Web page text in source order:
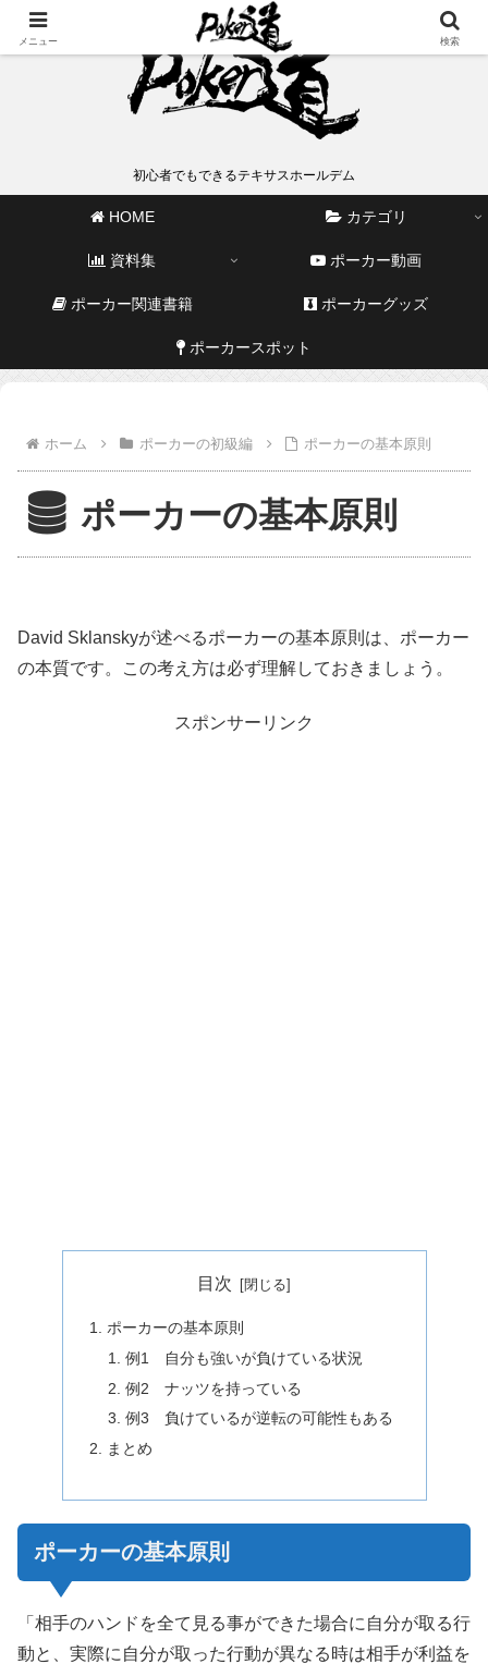
初心者でもできるテキサスホールデム
HOME カテゴリ
資料集 ポーカー動画
ポーカー関連書籍 ポーカーグッズ
ポーカースポット
ホーム ポーカーの初級編 ポーカーの基本原則
ポーカーの基本原則
David Sklanskyが述べるポーカーの基本原則は、ポーカー
の本質です。この考え方は必ず理解しておきましょう。
スポンサーリンク
目次
ポーカーの基本原則
例1 自分も強いが負けている状況
例2 ナッツを持っている
例3 負けているが逆転の可能性もある
まとめ
ポーカーの基本原則
「相手のハンドを全て見る事ができた場合に自分が取る行
動と、実際に自分が取った行動が異なる時は相手が利益を
メニュー 検索